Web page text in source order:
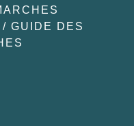
/ GUIDE DES